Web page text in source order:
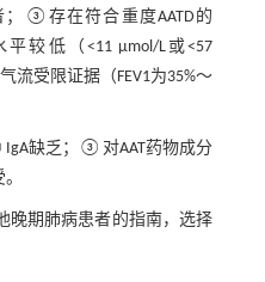
③存在符合重度AATD的
较低（<11 μmol/L或<57
受限证据（FEV1为35%～
缺乏；③对AAT药物成分
晚期肺病患者的指南，选择